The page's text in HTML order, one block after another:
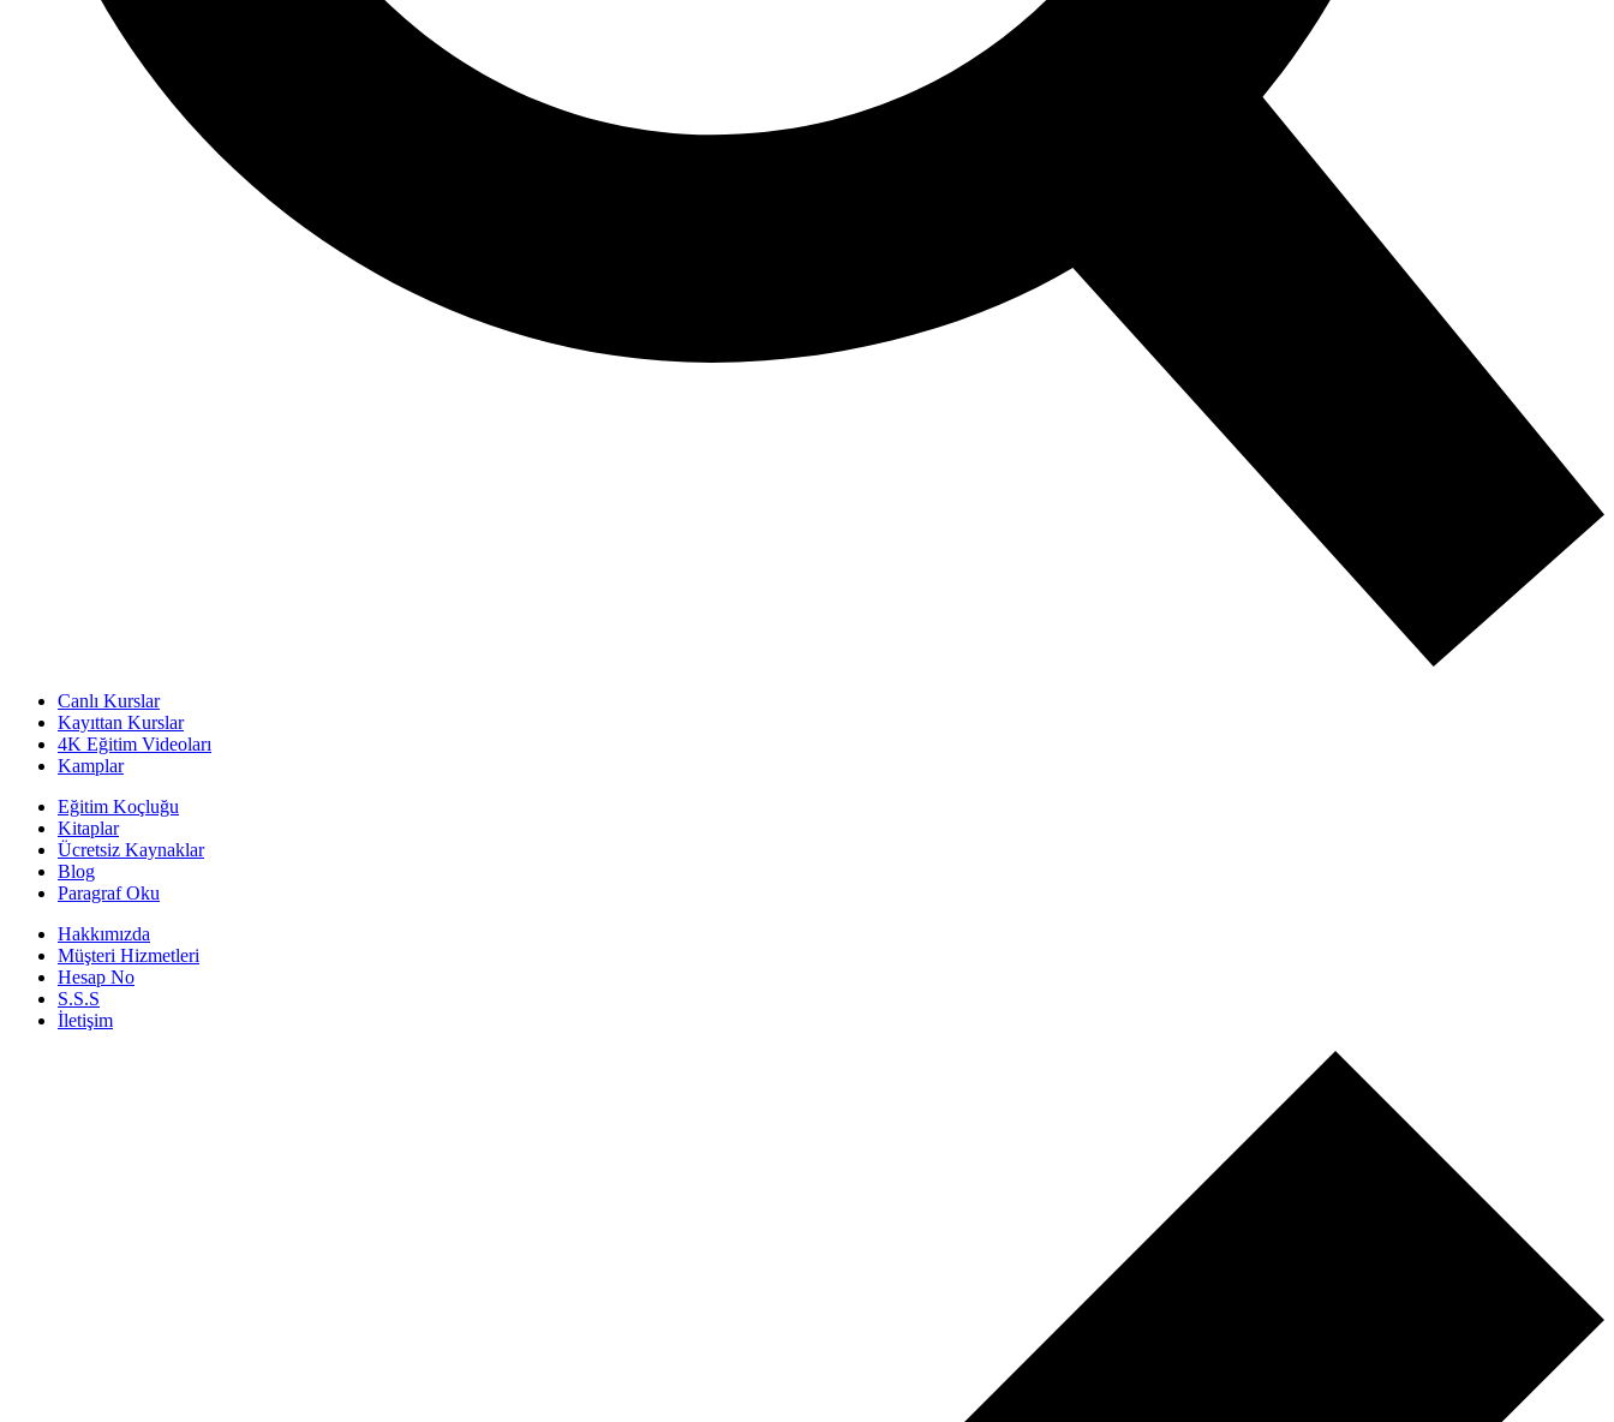
Canlı Kurslar
Kayıttan Kurslar
4K Eğitim Videoları
Kamplar
Eğitim Koçluğu
Kitaplar
Ücretsiz Kaynaklar
Blog
Paragraf Oku
Hakkımızda
Müşteri Hizmetleri
Hesap No
S.S.S
İletişim